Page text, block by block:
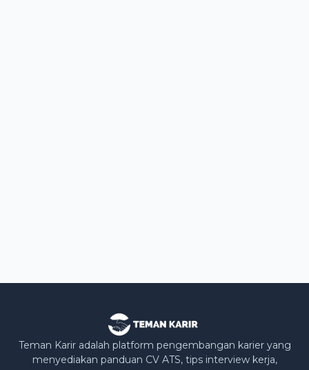
Teman Karir adalah platform pengembangan karier yang
menyediakan panduan CV ATS, tips interview kerja,